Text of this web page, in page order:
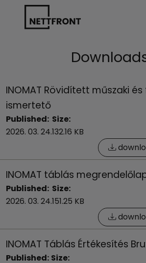
INOMAT Rövidített műszaki
ismertető
Published:
2026. 03. 24.
Size:
132.16 KB
INOMAT táblás
Published:
2026. 03. 24.
Size:
151.25 KB
INOMAT Táblás Értékesítés
Published: Size: